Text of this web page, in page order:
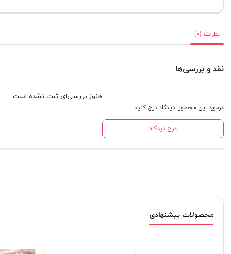
نظرات (0)
نقد و بررسی‌ها
درمورد این محصول دیدگاه درج کنید.
درج دیدگاه
هنوز بررسی‌ای ثبت نشده است.
محصولات پیشنهادی